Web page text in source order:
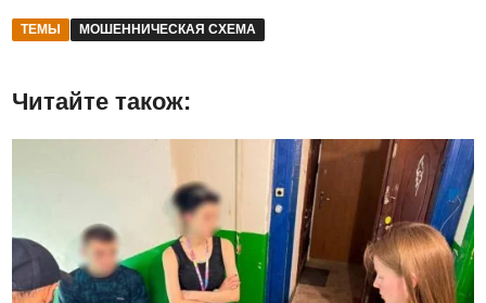
ТЕМЫ МОШЕННИЧЕСКАЯ СХЕМА
Читайте також: